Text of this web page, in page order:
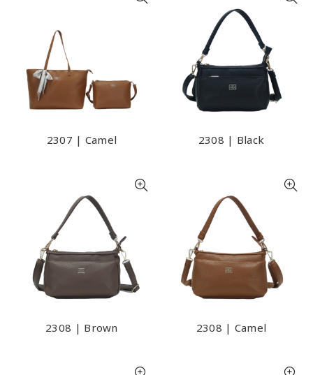
2307 | Camel 2308 | Black
2308 | Brown 2308 | Camel